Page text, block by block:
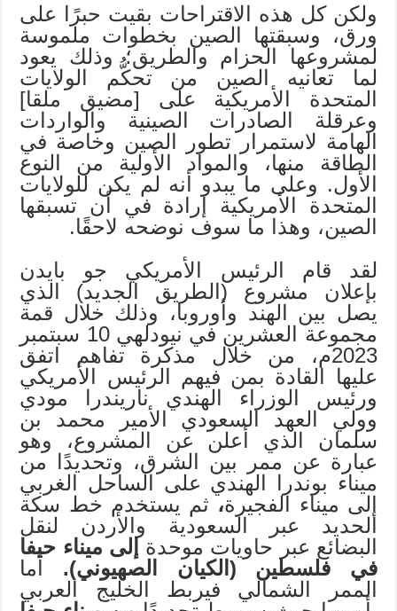
ولكن كل هذه الاقتراحات بقيت حبرًا على
ورق، وسبقتها الصين بخطوات ملموسة
لمشروعها الحزام والطريق؛ وذلك يعود
لما تعانيه الصين من تحكُّم الولايات
المتحدة الأمريكية على [مضيق ملقا]
وعرقلة الصادرات الصينية والواردات
الهامة لاستمرار تطور الصين وخاصة في
الطاقة منها، والمواد الأولية من النوع
الأول. وعلى ما يبدو أنه لم يكن للولايات
المتحدة الأمريكية إرادة في أن تسبقها
الصين، وهذا ما سوف نوضحه لاحقًا.
لقد قام الرئيس الأمريكي جو بايدن
بإعلان مشروع (الطريق الجديد) الذي
يصل بين الهند وأوروبا، وذلك خلال قمة
مجموعة العشرين في نيودلهي 10 سبتمبر
2023م، من خلال مذكرة تفاهم اتفق
عليها القادة بمن فيهم الرئيس الأمريكي
ورئيس الوزراء الهندي ناريندرا مودي
وولي العهد السعودي الأمير محمد بن
سلمان الذي أعلن عن المشروع، وهو
عبارة عن ممر بين الشرق، وتحديدًا من
ميناء بوندرا الهندي على الساحل الغربي
إلى ميناء الفجيرة، ثم يستخدم خط سكة
الحديد عبر السعودية والأردن لنقل
البضائع عبر حاويات موحدة إلى ميناء حيفا
في فلسطين (الكيان الصهيوني). أما
الممر الشمالي فيربط الخليج العربي